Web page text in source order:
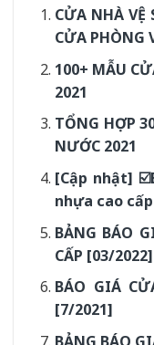
CỬA NHÀ
CỬA PHÒNG
100+ MẪU
2021
TỔNG HỢP
NƯỚC 2021
[Cập nhật]
nhựa cao
BẢNG BÁO
CẤP [03/2022]
BÁO GIÁ
[7/2021]